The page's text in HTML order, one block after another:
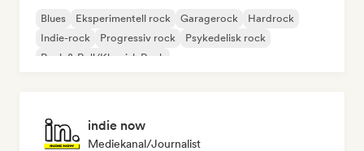
Blues Eksperimentell rock Garagerock
Hardrock
Indie-rock
Progressiv rock
Psykedelisk rock
Rock & Roll/Klassisk Rock
indie now
Mediekanal/journalist